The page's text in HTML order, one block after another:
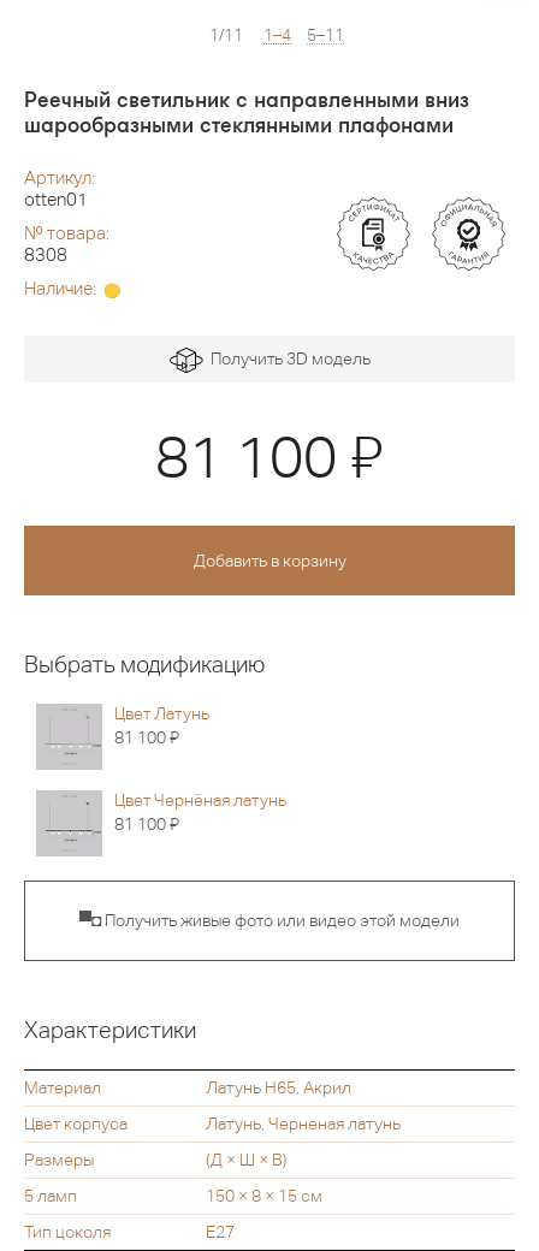
1/11 1–4 5–11
Реечный светильник с направленными вниз
шарообразными стеклянными плафонами
Артикул:
otten01
№ товара:
8308
Наличие:
Получить 3D модель
81 100 Я
Выбрать модификацию
Цвет Латунь
81 100Я
Цвет Чернёная латунь
81 100Я
▀◘ Получить живые фото или видео этой модели
Характеристики
Материал
Латунь H65, Акрил
Цвет корпуса
Латунь, Черненая латунь
Размеры
(Д × Ш × В)
5 ламп
150 × 8 × 15 см
Тип цоколя
Е27